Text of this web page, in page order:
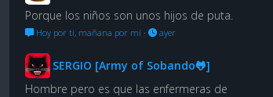
Porque los niños son unos hijos de puta.
Hoy por ti, mañana por mí · ayer
SERGIO [Army of Sobando🐸]
Hombre pero es que las enfermeras de